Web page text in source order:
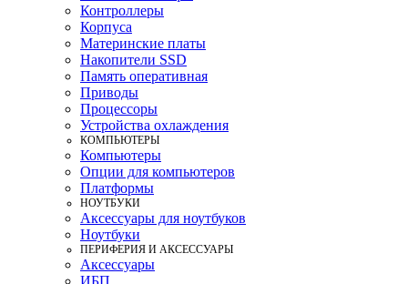
Контроллеры
Корпуса
Материнские платы
Накопители SSD
Память оперативная
Приводы
Процессоры
Устройства охлаждения
КОМПЬЮТЕРЫ
Компьютеры
Опции для компьютеров
Платформы
НОУТБУКИ
Аксессуары для ноутбуков
Ноутбуки
ПЕРИФЕРИЯ И АКСЕССУАРЫ
Аксессуары
ИБП